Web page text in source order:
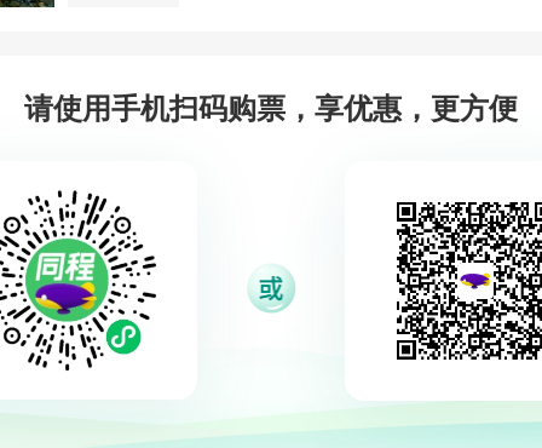
请使用手机扫码购票，享优惠，更方便